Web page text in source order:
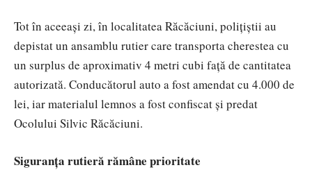
Tot în aceeași zi, în localitatea Răcăciuni, polițiștii au
depistat un ansamblu rutier care transporta cherestea cu
un surplus de aproximativ 4 metri cubi față de cantitatea
autorizată. Conducătorul auto a fost amendat cu 4.000 de
lei, iar materialul lemnos a fost confiscat și predat
Ocolului Silvic Răcăciuni.
Siguranța rutieră rămâne prioritate